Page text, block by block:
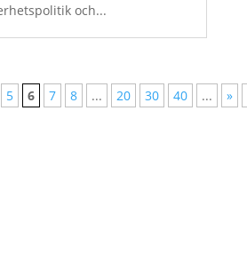
och...
5 6 7 8 ... 20 30 40 ... »